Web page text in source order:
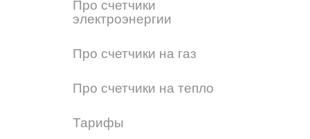
Про счетчики
электроэнергии
Про счетчики на газ
Про счетчики на тепло
Тарифы